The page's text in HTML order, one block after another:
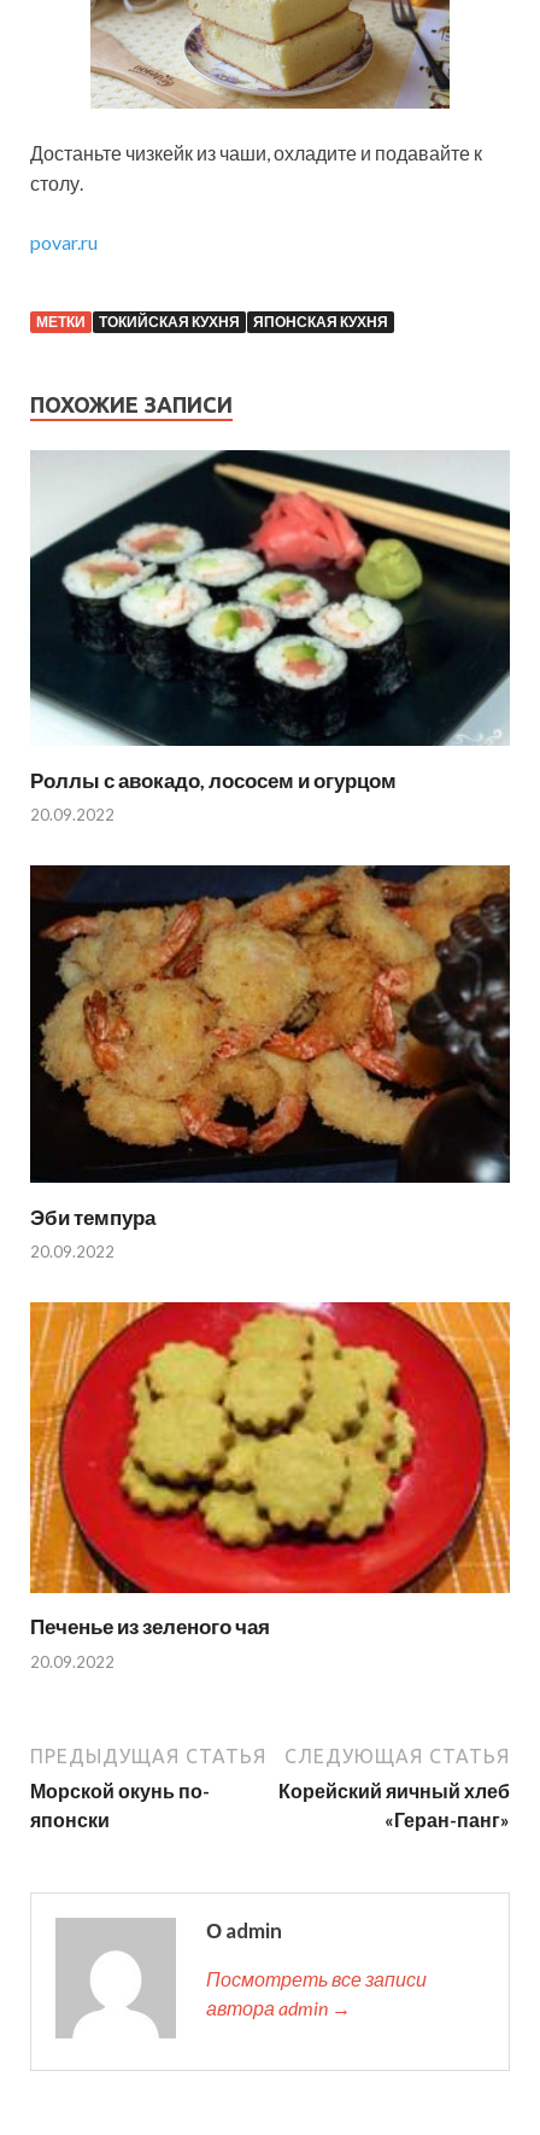
Достаньте чизкейк из чаши, охладите и подавайте к
столу.
povar.ru
МЕТКИ ТОКИЙСКАЯ КУХНЯ ЯПОНСКАЯ КУХНЯ
ПОХОЖИЕ ЗАПИСИ
Роллы с авокадо, лососем и огурцом
20.09.2022
Эби темпура
20.09.2022
Печенье из зеленого чая
20.09.2022
ПРЕДЫДУЩАЯ СТАТЬЯ
Морской окунь по-
японски
СЛЕДУЮЩАЯ СТАТЬЯ
Корейский яичный хлеб
«Геран-панг»
О admin
Посмотреть все записи
автора admin →